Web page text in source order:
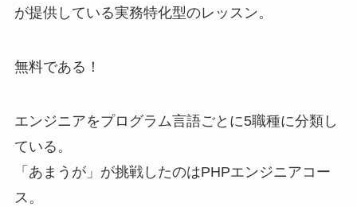
が提供している実務特化型のレッスン。
無料である！
エンジニアをプログラム言語ごとに5職種に分類し
ている。
「あまうが」が挑戦したのはPHPエンジニアコー
ス。